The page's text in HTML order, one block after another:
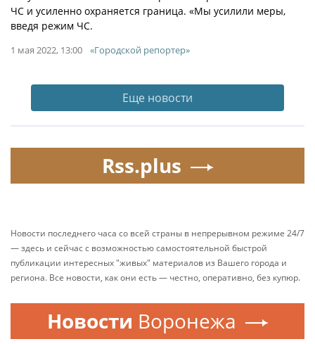
ЧС и усиленно охраняется граница. «Мы усилили меры,
введя режим ЧС.
1 мая 2022, 13:00 «Городской репортер»
Еще новости
Rss.plus
Новости последнего часа со всей страны в непрерывном режиме 24/7
— здесь и сейчас с возможностью самостоятельной быстрой
публикации интересных "живых" материалов из Вашего города и
региона. Все новости, как они есть — честно, оперативно, без купюр.
Новости Воронежа